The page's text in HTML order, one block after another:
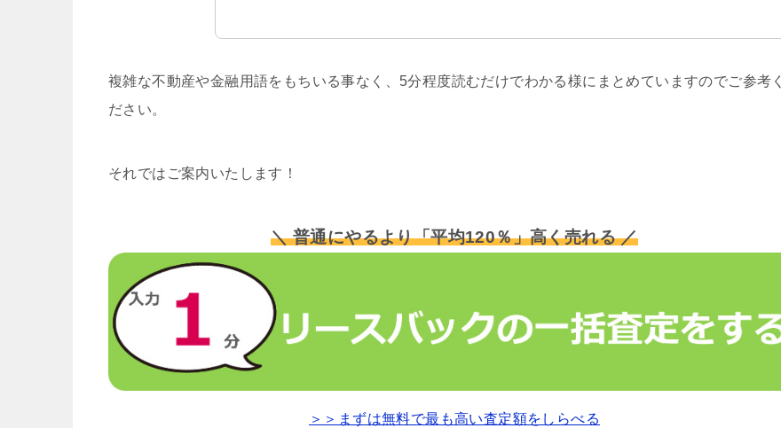
複雑な不動産や金融用語をもちいる事なく、5分程度読むだけでわかる様にまとめていますのでご参考く
ださい。
それではご案内いたします！
＼ 普通にやるより「平均120％」高く売れる ／
＞＞まずは無料で最も高い査定額をしらべる